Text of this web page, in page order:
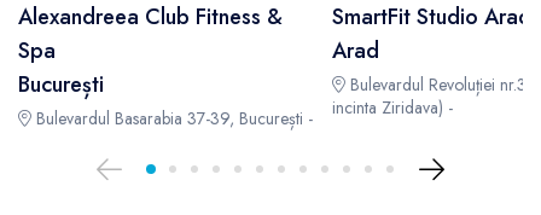
Alexandreea Club Fitness &
Spa
București
Bulevardul Basarabia 37-39, București -
SmartFit Studio Arad
Arad
Bulevardul Revoluției
incinta Ziridava) -